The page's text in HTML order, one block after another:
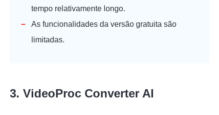
tempo relativamente longo.
As funcionalidades da versão gratuita são
limitadas.
3. VideoProc Converter AI